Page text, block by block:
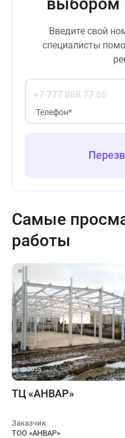
Введите свой
специалисты
Телефон*
Самые
работы
2035
ТЦ «АНВАР»
Заказчик
ТОО «АНВАР»